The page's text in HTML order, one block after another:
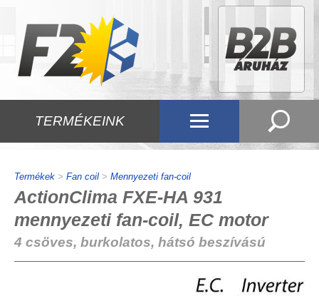
TERMÉKEINK
Termékek > Fan coil > Mennyezeti fan-coil
ActionClima FXE-HA 931
mennyezeti fan-coil, EC motor
4 csöves, burkolatos, hátsó beszívású